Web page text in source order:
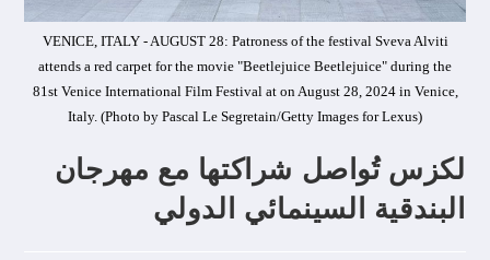
VENICE, ITALY - AUGUST 28: Patroness of the festival Sveva Alviti
attends a red carpet for the movie "Beetlejuice Beetlejuice" during the
81st Venice International Film Festival at on August 28, 2024 in Venice,
Italy. (Photo by Pascal Le Segretain/Getty Images for Lexus)
لكزس تُواصل شراكتها مع مهرجان
البندقية السينمائي الدولي